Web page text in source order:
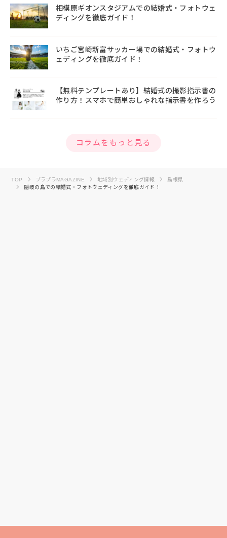
相模原ギオンスタジアムでの結婚式・フォトウェ
ディングを徹底ガイド！
いちご宮崎新富サッカー場での結婚式・フォトウ
ェディングを徹底ガイド！
【無料テンプレートあり】結婚式の撮影指示書の
作り方！スマホで簡単おしゃれな指示書を作ろう
コラムをもっと見る
TOP ブラプラMAGAZINE 地域別ウェディング情報
島根県
隠岐の島での結婚式・フォトウェディングを徹底ガイド！